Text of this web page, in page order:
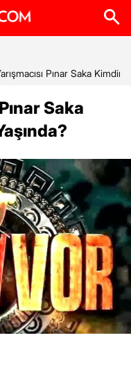
Pınar Saka Kimdir
Saka